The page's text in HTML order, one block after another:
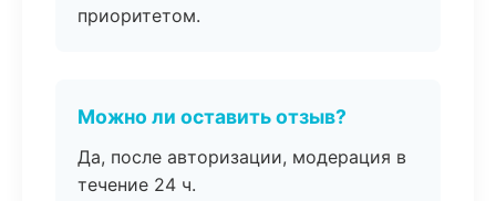
приоритетом.
Можно ли оставить отзыв?
Да, после авторизации, модерация в
течение 24 ч.